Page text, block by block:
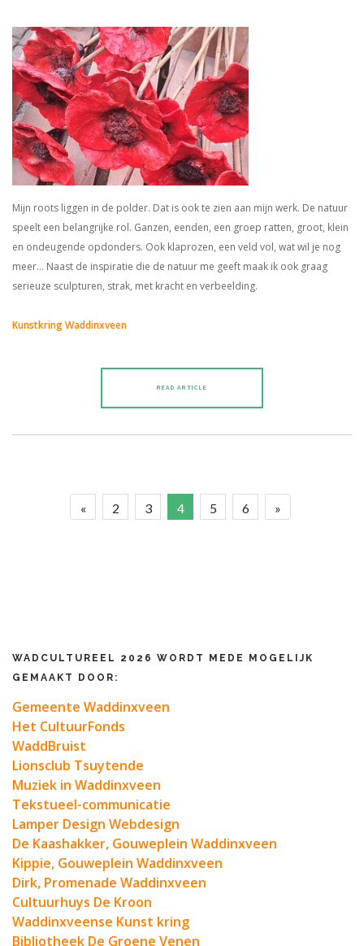
Mijn roots liggen in de polder. Dat is ook te zien aan mijn werk. De natuur
speelt een belangrijke rol. Ganzen, eenden, een groep ratten, groot, klein
en ondeugende opdonders. Ook klaprozen, een veld vol, wat wil je nog
meer… Naast de inspiratie die de natuur me geeft maak ik ook graag
serieuze sculpturen, strak, met kracht en verbeelding.
Kunstkring Waddinxveen
READ ARTICLE
« 2 3 4 5 6 »
WADCULTUREEL 2026 WORDT MEDE MOGELIJK
GEMAAKT DOOR:
Gemeente Waddinxveen
Het CultuurFonds
WaddBruist
Lionsclub Tsuytende
Muziek in Waddinxveen
Tekstueel-communicatie
Lamper Design Webdesign
De Kaashakker, Gouweplein Waddinxveen
Kippie, Gouweplein Waddinxveen
Dirk, Promenade Waddinxveen
Cultuurhuys De Kroon
Waddinxveense Kunst kring
Bibliotheek De Groene Venen